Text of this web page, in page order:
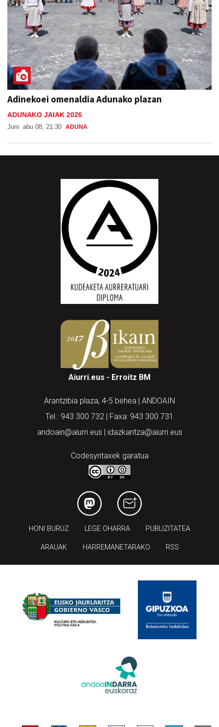
Adinekoei omenaldia Adunako plazan
ADUNAKO JAIAK 2026
Joni abu 08, 21:30 ADUNA
Aiurri.eus - Erroitz BM
Arantzibia plaza, 4-5 behea | ANDOAIN
Tel.: 943 300 732 | Faxa: 943 300 731
andoain@aiurri.eus | idazkaritza@aiurri.eus
Codesyntaxek garatua
HONI BURUZ LEGE OHARRA PUBLIZITATEA
ARAUAK HARREMANETARAKO RSS